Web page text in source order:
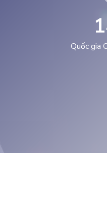
Quốc gia
1